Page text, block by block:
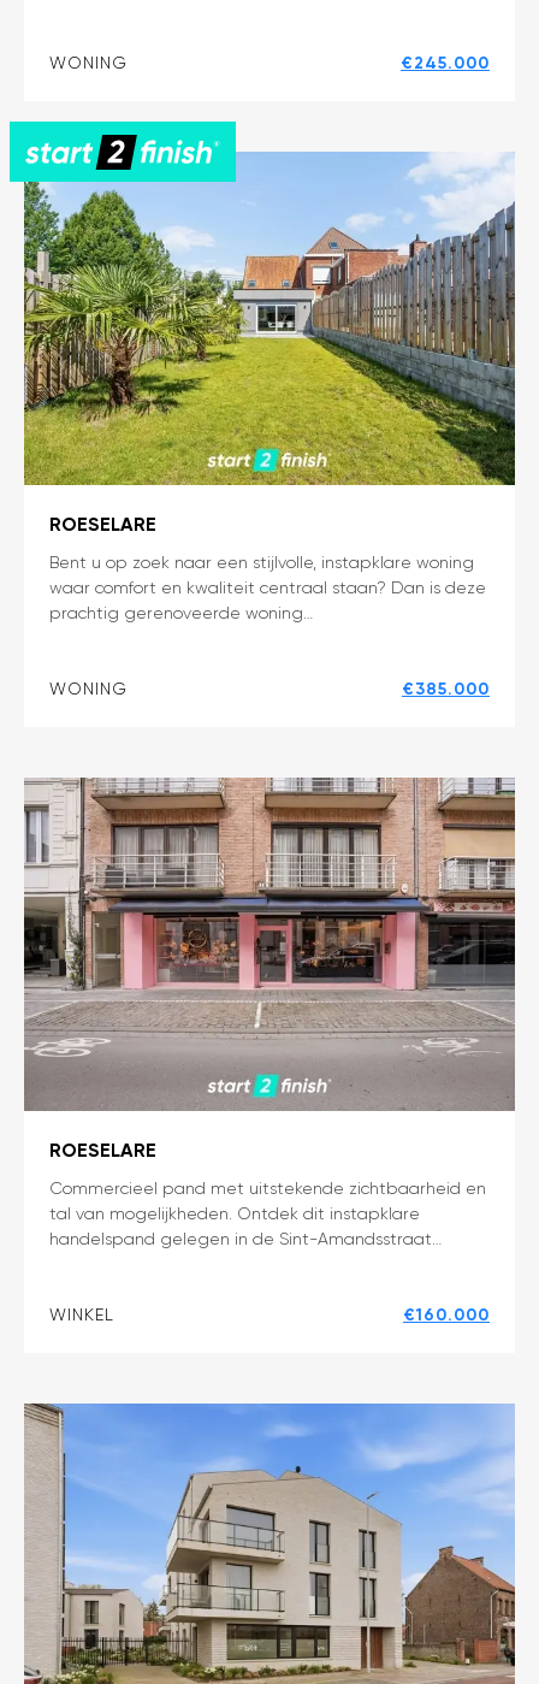
212
oppervlakte
op
toplocatie
in
Tielt
WONING €245.000
Instapklare,
volledig
gerenoveerde
met
Roeselare
ROESELARE
Bent u op zoek naar een stijlvolle, instapklare woning
waar comfort en kwaliteit centraal staan? Dan is deze
prachtig gerenoveerde woning…
WONING €385.000
Instapklaar
handelspand
op
ROESELARE
Commercieel pand met uitstekende zichtbaarheid en
tal van mogelijkheden. Ontdek dit instapklare
handelspand gelegen in de Sint-Amandsstraat…
WINKEL €160.000